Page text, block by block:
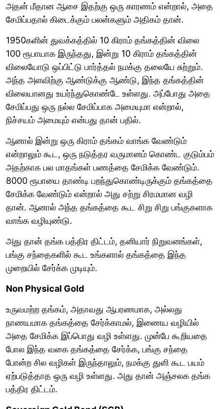
அதன் மீதான ஆசை இதற்கு ஒரு காரணம் என்றால், அதை
சேமிப்பதால் கிடைக்கும் பலன்களும் அதிகம் தான்.
1950களின் துவக்கத்தில் 10 கிராம் தங்கத்தின் விலை
100 ரூபாயாக இருந்தது, இன்று 10 கிராம் தங்கத்தின்
விலையோடு ஒப்பிட்டு பார்த்தல் நமக்கு தலையே சுற்றும்.
அந்த அளவிற்கு ஆண்டுக்கு ஆண்டு, இந்த தங்கத்தின்
விலையானது உயர்ந்துகொண்டே உள்ளது. அப்போது அதை
சேமிப்பது ஒரு நல்ல சேமிப்பாக அமையுமா என்றால்,
நிச்சயம் அமையும் என்பது தான் பதில்.
ஆனால் இன்று ஒரு கிராம் தங்கம் வாங்க வேண்டும்
என்றாலும் கூட, ஒரு நடுத்தர வருமானம் கொண்ட குடும்பம்
அதற்காக பல மாதங்கள் பணத்தை சேமிக்க வேண்டும்.
8000 ரூபாயை தாண்டி பறந்துகொண்டிருக்கும் தங்கத்தை
சேமிக்க வேண்டும் என்றால் அது சற்று சிரமமான வழி
தான். ஆனால் அந்த தங்கத்தை கூட சிறு சிறு பங்குகளாக
வாங்க வழியுண்டு.
அது தான் தங்க பத்திர திட்டம், தனியார் நிறுவனங்கள்,
பங்கு சந்தைகளில் கூட உங்களால் தங்கத்தை இந்த
முறையில் சேர்க்க முடியும்.
Non Physical Gold
உருவமற்ற தங்கம், அதாவது ஆபரணமாக, அல்லது
நாணயமாக தங்கத்தை சேர்க்காமல், இணைய வழியில்
அதை சேமிக்க இப்பொது வழி உள்ளது. முன்பே கூறியதை
போல இந்த வகை தங்கத்தை சேர்க்க, பங்கு சந்தை
போன்ற சில வழிகள் இருந்தாலும், நமக்கு துளி கூட பயம்
ஏற்படுத்தாத ஒரு வழி உள்ளது. அது தான் அஞ்சலக தங்க
பத்திர திட்டம்.